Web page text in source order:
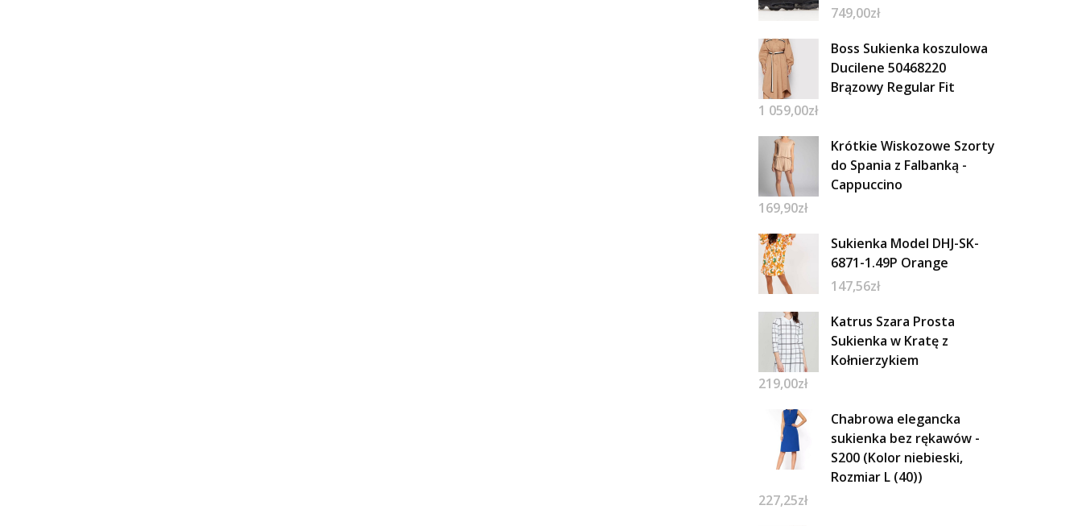
749,00zł
Boss Sukienka koszulowa
Ducilene 50468220
Brązowy Regular Fit
1 059,00zł
Krótkie Wiskozowe Szorty
do Spania z Falbanką -
Cappuccino
169,90zł
Sukienka Model DHJ-SK-
6871-1.49P Orange
147,56zł
Katrus Szara Prosta
Sukienka w Kratę z
Kołnierzykiem
219,00zł
Chabrowa elegancka
sukienka bez rękawów -
S200 (Kolor niebieski,
Rozmiar L (40))
227,25zł